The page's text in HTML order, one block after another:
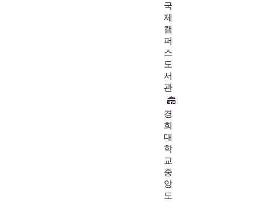
국
제
캠
퍼
스
도
서
관
경
희
대
학
교
중
앙
도